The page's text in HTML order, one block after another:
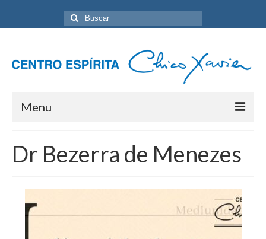
Buscar
por:
Menu
Programação Geral
Sobre nós
Eventos
Artigos
Dr Bezerra de Menezes